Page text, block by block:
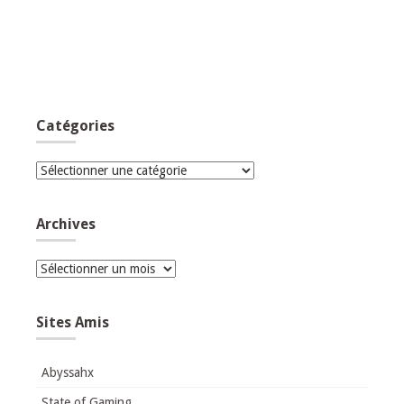
Catégories
Catégories
Archives
Archives
Sites Amis
Abyssahx